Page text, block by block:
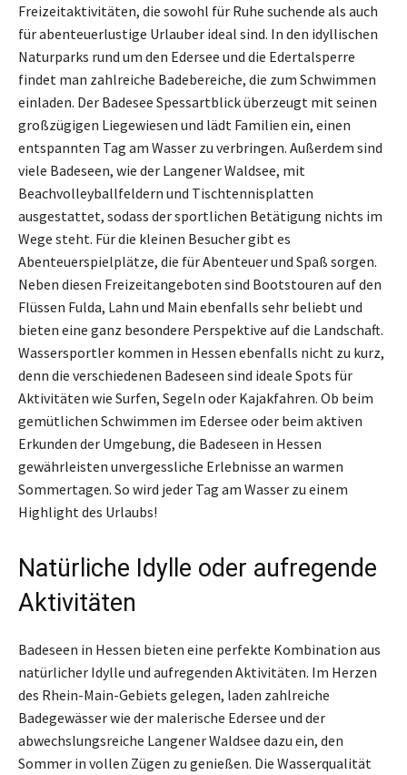
Freizeitaktivitäten, die sowohl für Ruhe suchende als auch
für abenteuerlustige Urlauber ideal sind. In den idyllischen
Naturparks rund um den Edersee und die Edertalsperre
findet man zahlreiche Badebereiche, die zum Schwimmen
einladen. Der Badesee Spessartblick überzeugt mit seinen
großzügigen Liegewiesen und lädt Familien ein, einen
entspannten Tag am Wasser zu verbringen. Außerdem sind
viele Badeseen, wie der Langener Waldsee, mit
Beachvolleyballfeldern und Tischtennisplatten
ausgestattet, sodass der sportlichen Betätigung nichts im
Wege steht. Für die kleinen Besucher gibt es
Abenteuerspielplätze, die für Abenteuer und Spaß sorgen.
Neben diesen Freizeitangeboten sind Bootstouren auf den
Flüssen Fulda, Lahn und Main ebenfalls sehr beliebt und
bieten eine ganz besondere Perspektive auf die Landschaft.
Wassersportler kommen in Hessen ebenfalls nicht zu kurz,
denn die verschiedenen Badeseen sind ideale Spots für
Aktivitäten wie Surfen, Segeln oder Kajakfahren. Ob beim
gemütlichen Schwimmen im Edersee oder beim aktiven
Erkunden der Umgebung, die Badeseen in Hessen
gewährleisten unvergessliche Erlebnisse an warmen
Sommertagen. So wird jeder Tag am Wasser zu einem
Highlight des Urlaubs!
Natürliche Idylle oder aufregende
Aktivitäten
Badeseen in Hessen bieten eine perfekte Kombination aus
natürlicher Idylle und aufregenden Aktivitäten. Im Herzen
des Rhein-Main-Gebiets gelegen, laden zahlreiche
Badegewässer wie der malerische Edersee und der
abwechslungsreiche Langener Waldsee dazu ein, den
Sommer in vollen Zügen zu genießen. Die Wasserqualität